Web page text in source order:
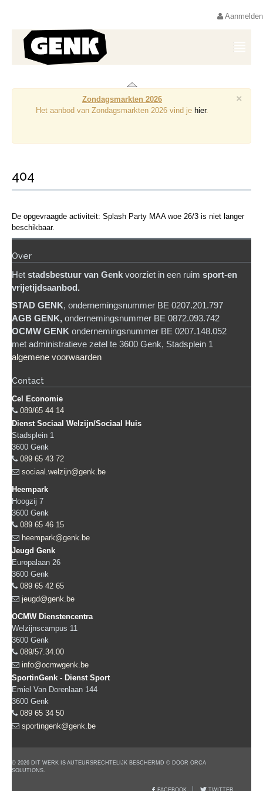
Aanmelden
×
Zondagsmarkten 2026
Het aanbod van Zondagsmarkten 2026 vind je hier.
404
De opgevraagde activiteit: Splash Party MAA woe 26/3 is niet langer
beschikbaar.
Over
Het stadsbestuur van Genk voorziet in een ruim sport-en
vrijetijdsaanbod.
STAD GENK, ondernemingsnummer BE 0207.201.797
AGB GENK, ondernemingsnummer BE 0872.093.742
OCMW GENK ondernemingsnummer BE 0207.148.052
met administratieve zetel te 3600 Genk, Stadsplein 1
algemene voorwaarden
Contact
Cel Economie
089/65 44 14
Dienst Sociaal Welzijn/Sociaal Huis
Stadsplein 1
3600 Genk
089 65 43 72
sociaal.welzijn@genk.be
Heempark
Hoogzij 7
3600 Genk
089 65 46 15
heempark@genk.be
Jeugd Genk
Europalaan 26
3600 Genk
089 65 42 65
jeugd@genk.be
OCMW Dienstencentra
Welzijnscampus 11
3600 Genk
089/57.34.00
info@ocmwgenk.be
SportinGenk - Dienst Sport
Emiel Van Dorenlaan 144
3600 Genk
089 65 34 50
sportingenk@genk.be
© 2026 DIT WERK IS AUTEURSRECHTELIJK BESCHERMD © DOOR ORCA
SOLUTIONS.